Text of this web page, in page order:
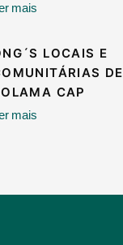
mais
LOCAIS E
CAP
mais